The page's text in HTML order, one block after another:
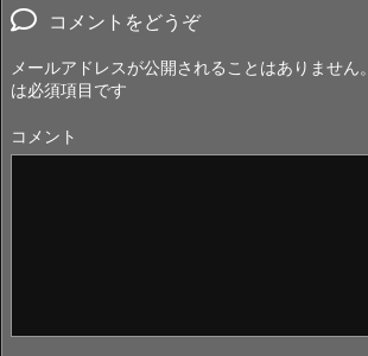
コメントをどうぞ
メールアドレスが公開されることはありません。
は必須項目です
コメント